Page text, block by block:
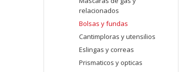
relacionados
Bolsas y fundas
Cantimploras y utensilios
Eslingas y correas
Prismaticos y opticas